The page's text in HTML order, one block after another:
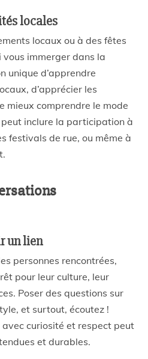
locales
locaux ou à des fêtes
immerger dans la
unique d’apprendre
d’apprécier les
mieux comprendre le mode
inclure la participation à
festivals de rue, ou même à
un lien
personnes rencontrées,
pour leur culture, leur
Poser des questions sur
et surtout, écoutez !
curiosité et respect peut
et durables.